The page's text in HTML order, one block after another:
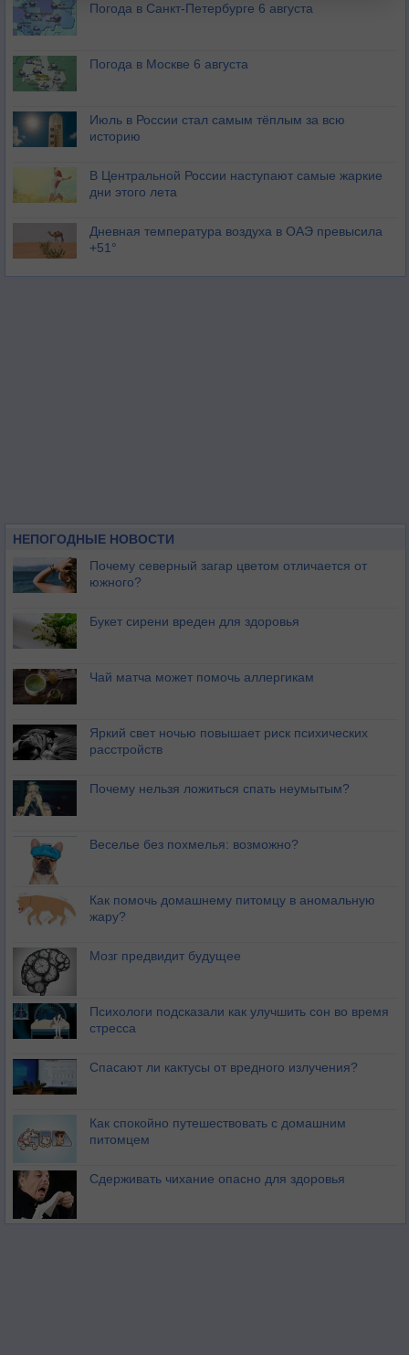
Погода в Санкт-Петербурге 6 августа
Погода в Москве 6 августа
Июль в России стал самым тёплым за всю
историю
В Центральной России наступают самые жаркие
дни этого лета
Дневная температура воздуха в ОАЭ превысила
+51°
НЕПОГОДНЫЕ НОВОСТИ
Почему северный загар цветом отличается от
южного?
Букет сирени вреден для здоровья
Чай матча может помочь аллергикам
Яркий свет ночью повышает риск психических
расстройств
Почему нельзя ложиться спать неумытым?
Веселье без похмелья: возможно?
Как помочь домашнему питомцу в аномальную
жару?
Мозг предвидит будущее
Психологи подсказали как улучшить сон во время
стресса
Спасают ли кактусы от вредного излучения?
Как спокойно путешествовать с домашним
питомцем
Сдерживать чихание опасно для здоровья